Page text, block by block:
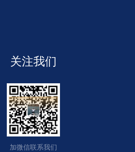
关注我们
加微信联系我们